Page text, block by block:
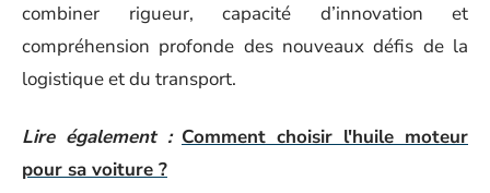
combiner rigueur, capacité d’innovation et
compréhension profonde des nouveaux défis de la
logistique et du transport.
Lire également : Comment choisir l'huile moteur
pour sa voiture ?